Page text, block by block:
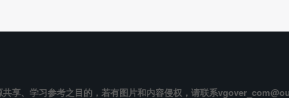
享、学习参考之目的，若有图片和内容侵权，请联系